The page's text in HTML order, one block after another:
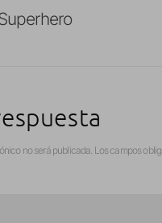
no será publicada. Los campos